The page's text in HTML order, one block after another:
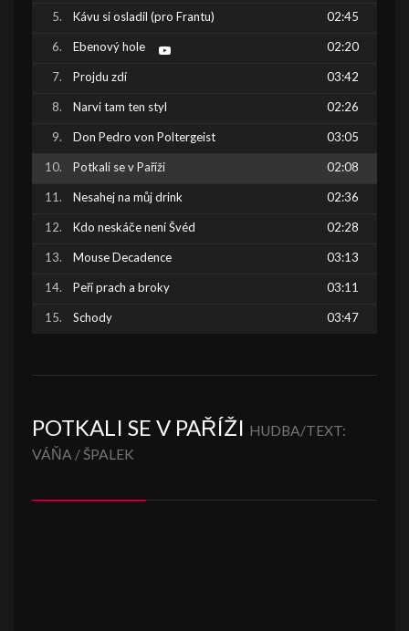
Kávu si osladil (pro Frantu) 02:45
Ebenový hole 02:20
Projdu zdí 03:42
Narvi tam ten styl 02:26
Don Pedro von Poltergeist 03:05
Potkali se v Paříži 02:08
Nesahej na můj drink 02:36
Kdo neskáče není Švéd 02:28
Mouse Decadence 03:13
Peří prach a broky 03:11
Schody 03:47
POTKALI SE V PAŘÍŽI HUDBA/TEXT:
VÁŇA / ŠPALEK